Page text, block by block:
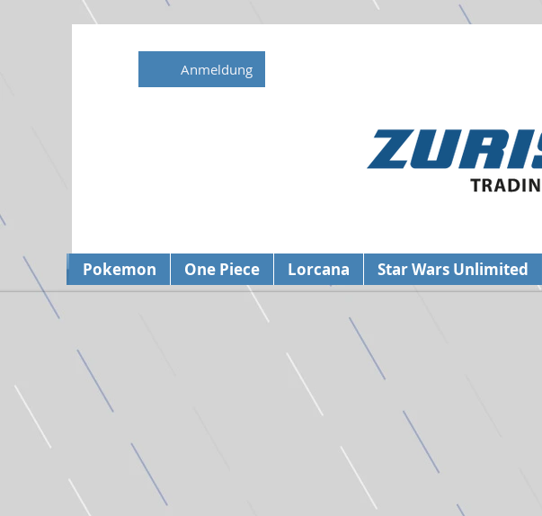
Anmeldung
Pokemon One Piece Lorcana Star Wars Unlimited